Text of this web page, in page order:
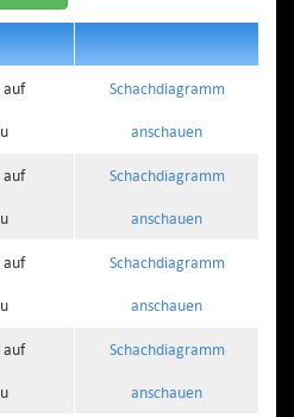
auf Schachdiagramm
anschauen
auf Schachdiagramm
anschauen
auf Schachdiagramm
anschauen
auf Schachdiagramm
anschauen